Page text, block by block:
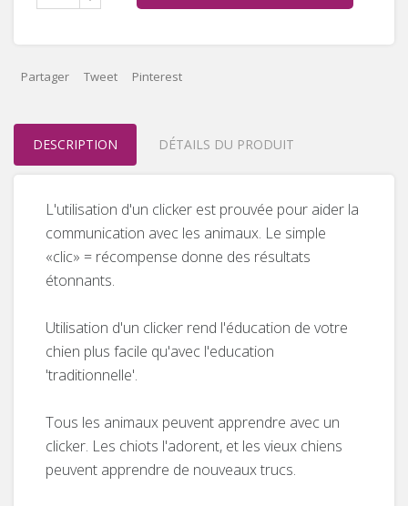
Partager Tweet Pinterest
DESCRIPTION DÉTAILS DU PRODUIT
L'utilisation d'un clicker est prouvée pour aider la
communication avec les animaux. Le simple
«clic» = récompense donne des résultats
étonnants.
Utilisation d'un clicker rend l'éducation de votre
chien plus facile qu'avec l'education
'traditionnelle'.
Tous les animaux peuvent apprendre avec un
clicker. Les chiots l'adorent, et les vieux chiens
peuvent apprendre de nouveaux trucs.